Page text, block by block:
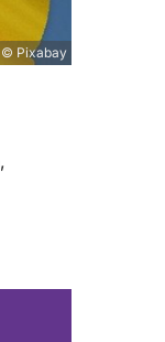
© Pixabay